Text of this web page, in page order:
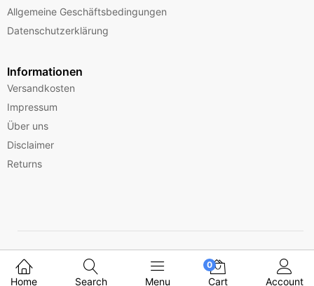
Allgemeine Geschäftsbedingungen
Datenschutzerklärung
Informationen
Versandkosten
Impressum
Über uns
Disclaimer
Returns
Copyright © 2025 Ferry Telecom GmbH
Home
Search Menu
0
Cart Account